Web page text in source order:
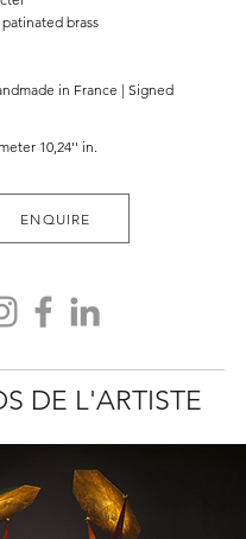
brass
in France | Signed
10,24'' in.
ENQUIRE
DE L'ARTISTE